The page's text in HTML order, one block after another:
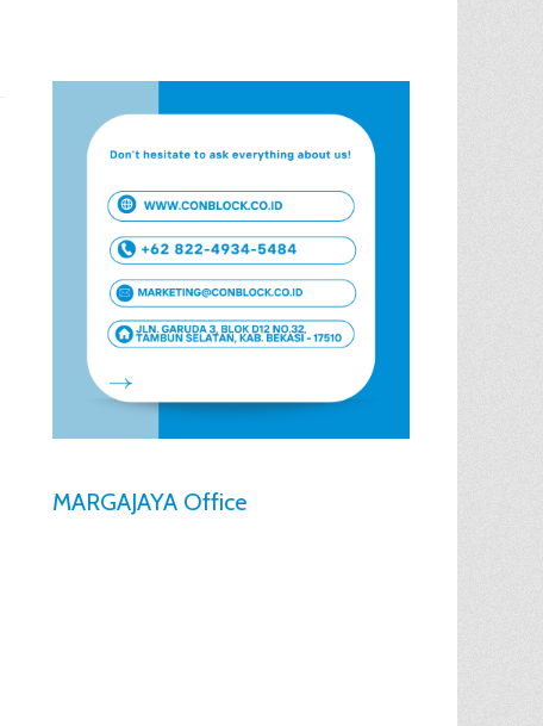
MARGAJAYA Office